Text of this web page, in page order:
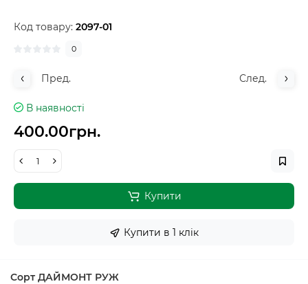
Код товару: 2097-01
0
Пред. След.
В наявності
400.00грн.
Купити
Купити в 1 клiк
Сорт ДАЙМОНТ РУЖ